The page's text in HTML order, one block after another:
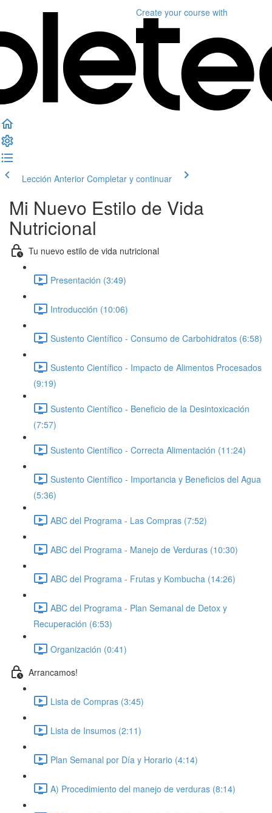
Create your course with
Lección Anterior Completar y continuar
Mi Nuevo Estilo de Vida
Nutricional
Tu nuevo estilo de vida nutricional
Presentación (3:49)
Introducción (10:06)
Sustento Científico - Consumo de Carbohidratos (6:58)
Sustento Científico - Impacto de Alimentos Procesados
(9:19)
Sustento Científico - Beneficio de la Desintoxicación
(7:57)
Sustento Científico - Correcta Alimentación (11:24)
Sustento Científico - Importancia y Beneficios del Agua
(5:36)
ABC del Programa - Las Compras (7:52)
ABC del Programa - Manejo de Verduras (10:30)
ABC del Programa - Frutas y Kombucha (14:26)
ABC del Programa - Plan Semanal de Detox y
Recuperación (6:53)
Organización (0:41)
Arrancamos!
Lista de Compras (3:45)
Lista de Insumos (2:11)
Plan Semanal por Día y Horario (4:14)
A) Procedimiento del manejo de verduras (8:14)